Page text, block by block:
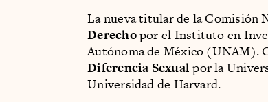
La nueva titular de la Comisión
Derechopor el Instituto en
Autónoma de México (UNAM).
Diferencia Sexual por la
Universidad de Harvard.